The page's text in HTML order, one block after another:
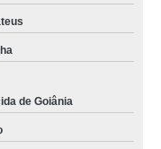
de Goiânia